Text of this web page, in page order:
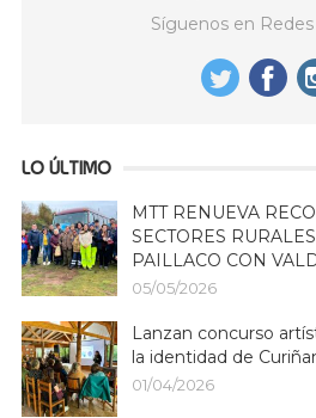
Síguenos en
LO ÚLTIMO
MTT RENUEVA
SECTORES
PAILLACO CON
05/05/2026
Lanzan concurso
la identidad de
01/04/2026